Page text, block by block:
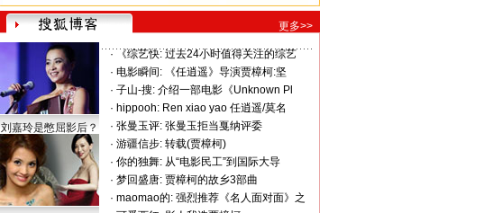
更多>>
刘嘉玲是憋屈影后？
· 《综艺快: 过去24小时值得关注的综艺
· 电影瞬间:
《任逍遥》导演贾樟柯:坚
· 子山-搜: 介绍一部电影《Unknown Pl
· hippooh: Ren xiao yao 任逍遥/莫名
· 张曼玉评: 张曼玉拒当戛纳评委
· 游疆信步: 转载(贾樟柯)
· 你的独舞: 从“电影民工”到国际大导
· 梦回盛唐: 贾樟柯的故乡3部曲
· maomao的: 强烈推荐《名人面对面》之